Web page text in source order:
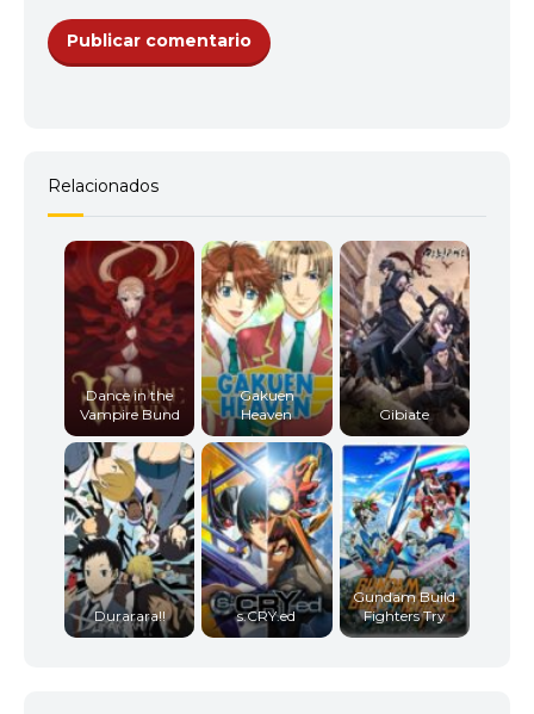
Relacionados
Dance in the
Vampire Bund
Gakuen
Heaven
Gibiate
Durarara!! s.CRY.ed
Gundam Build
Fighters Try